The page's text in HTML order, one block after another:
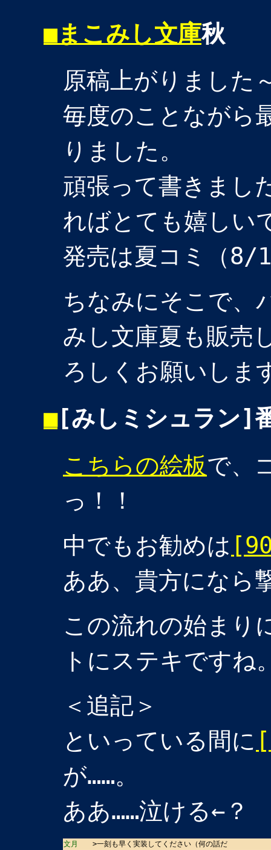
■まこみし文庫秋
原稿上がりました
毎度のことながら
りました。
頑張って書きまし
ればとても嬉しい
発売は夏コミ（8/
ちなみにそこで、
みし文庫夏も販売
ろしくお願いしま
■[みしミシュラン]
こちらの絵板で、
っ！！
中でもお勧めは
ああ、貴方になら
この流れの始まり
トにステキですね
＜追記＞
といっている間に
が……。
ああ……泣ける←？
文月
>一刻も早く実装してください（何の話だ